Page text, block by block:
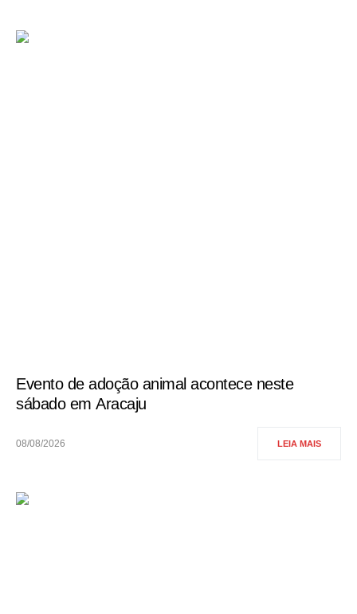
Evento de adoção animal acontece neste
sábado em Aracaju
08/08/2026 LEIA MAIS